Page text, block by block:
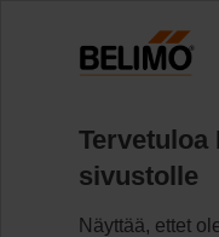
01DT-1NP
Tervetuloa
sivustolle
Näyttää, ettet